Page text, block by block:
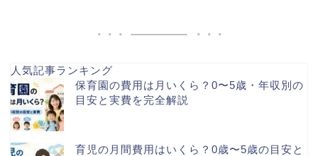
人気記事ランキング
保育園の費用は月いくら？0〜5歳・年収別の
目安と実費を完全解説
育児の月間費用はいくら？0歳〜5歳の目安と